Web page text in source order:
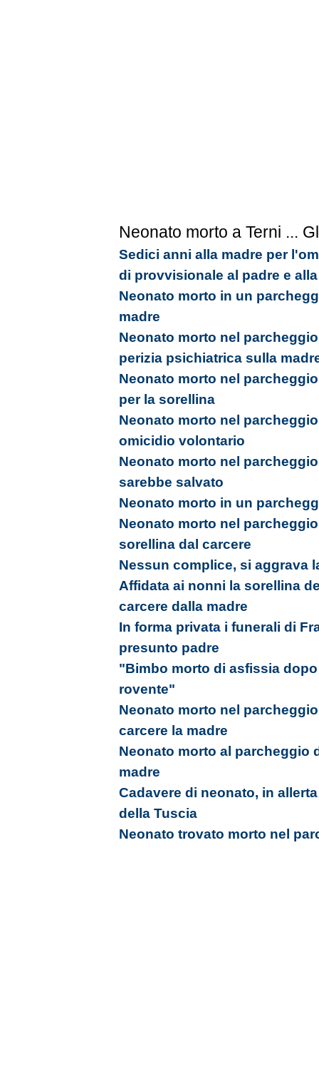
Neonato morto a Terni ...
Sedici anni alla madre per
di provvisionale al padre e
Neonato morto in un
madre
Neonato morto nel
perizia psichiatrica sulla
Neonato morto nel
per la sorellina
Neonato morto nel
omicidio volontario
Neonato morto nel
sarebbe salvato
Neonato morto in un
Neonato morto nel
sorellina dal carcere
Nessun complice, si aggrava
Affidata ai nonni la sorellina
carcere dalla madre
In forma privata i funerali di
presunto padre
"Bimbo morto di asfissia
rovente"
Neonato morto nel
carcere la madre
Neonato morto al parcheggio
madre
Cadavere di neonato, in
della Tuscia
Neonato trovato morto nel